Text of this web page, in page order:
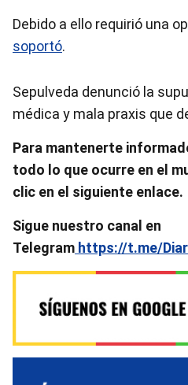
Debido a ello requirió una
soportó.
Sepulveda denunció la
médica y mala praxis que
Para mantenerte
todo lo que ocurre en el
clic en el siguiente enlace.
Sigue nuestro canal en
Telegram https://t.me/